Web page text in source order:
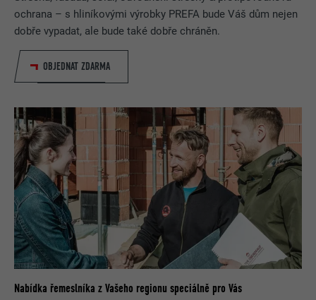
ochrana – s hliníkovými výrobky PREFA bude Váš dům nejen
dobře vypadat, ale bude také dobře chráněn.
OBJEDNAT ZDARMA
Nabídka řemeslníka z Vašeho regionu speciálně pro Vás